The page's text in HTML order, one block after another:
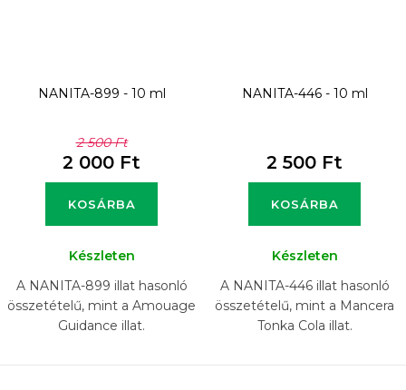
NANITA-899 - 10 ml
2 500 Ft
2 000 Ft
KOSÁRBA
Készleten
A NANITA-899 illat hasonló
összetételű, mint a Amouage
Guidance illat.
NANITA-446 - 10 ml
2 500 Ft
KOSÁRBA
Készleten
A NANITA-446 illat hasonló
összetételű, mint a Mancera
Tonka Cola illat.